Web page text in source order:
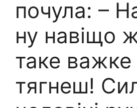
почула: –
ну навіщо
таке важке
тягнеш!